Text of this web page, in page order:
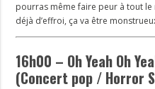
pourras même faire peur à tout
déjà d’effroi, ça va être
16h00 – Oh Yeah Oh
(Concert pop / Horror